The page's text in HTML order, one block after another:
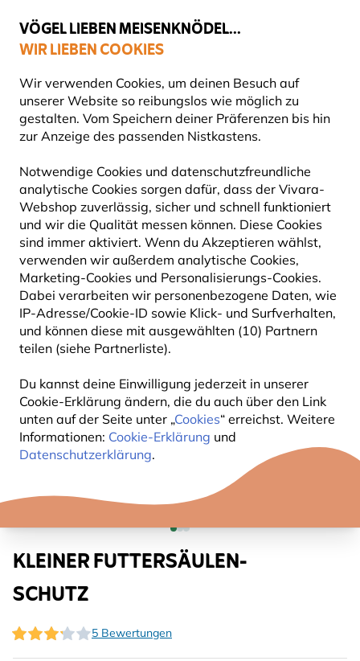
VÖGEL LIEBEN MEISENKNÖDEL...
WIR LIEBEN COOKIES
Wir verwenden Cookies, um deinen Besuch auf
unserer Website so reibungslos wie möglich zu
gestalten. Vom Speichern deiner Präferenzen bis hin
zur Anzeige des passenden Nistkastens.
Notwendige Cookies und datenschutzfreundliche
analytische Cookies sorgen dafür, dass der Vivara-
Webshop zuverlässig, sicher und schnell funktioniert
und wir die Qualität messen können. Diese Cookies
sind immer aktiviert. Wenn du Akzeptieren wählst,
verwenden wir außerdem analytische Cookies,
Marketing-Cookies und Personalisierungs-Cookies.
Dabei verarbeiten wir personenbezogene Daten, wie
IP-Adresse/Cookie-ID sowie Klick- und Surfverhalten,
und können diese mit ausgewählten (10) Partnern
teilen (siehe Partnerliste).
Du kannst deine Einwilligung jederzeit in unserer
Cookie-Erklärung ändern, die du auch über den Link
unten auf der Seite unter „Cookies“ erreichst. Weitere
Informationen: Cookie-Erklärung und
Datenschutzerklärung.
Top-bewertet in 11 Ländern
Gratis Versand ab 49 €
Vogelfuttersysteme Häuser und Halter für Fettprodukte
10% RABATT
KLEINER FUTTERSÄULEN-
SCHUTZ
5 Bewertungen